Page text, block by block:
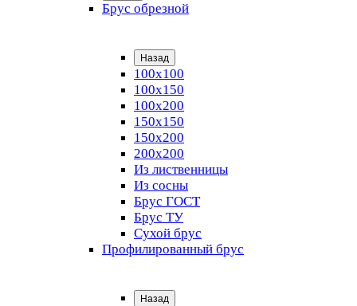
Брус обрезной
Назад
100х100
100х150
100х200
150х150
150х200
200х200
Из лиственницы
Из сосны
Брус ГОСТ
Брус ТУ
Сухой брус
Профилированный брус
Назад